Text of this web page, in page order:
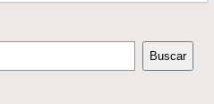
Buscar